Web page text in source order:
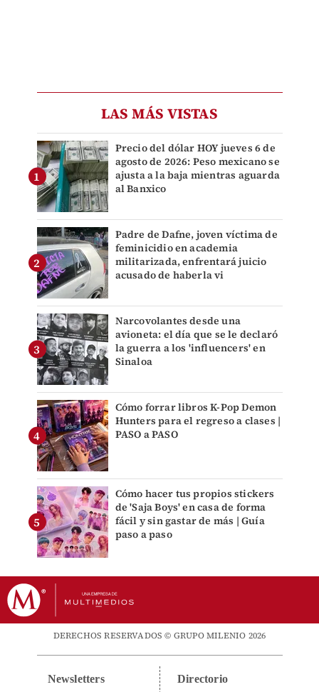
LAS MÁS VISTAS
Precio del dólar HOY jueves 6 de
agosto de 2026: Peso mexicano se
ajusta a la baja mientras aguarda
al Banxico
Padre de Dafne, joven víctima de
feminicidio en academia
militarizada, enfrentará juicio
acusado de haberla vi
Narcovolantes desde una
avioneta: el día que se le declaró
la guerra a los 'influencers' en
Sinaloa
Cómo forrar libros K-Pop Demon
Hunters para el regreso a clases |
PASO a PASO
Cómo hacer tus propios stickers
de 'Saja Boys' en casa de forma
fácil y sin gastar de más | Guía
paso a paso
DERECHOS RESERVADOS © GRUPO MILENIO 2026
Newsletters Directorio